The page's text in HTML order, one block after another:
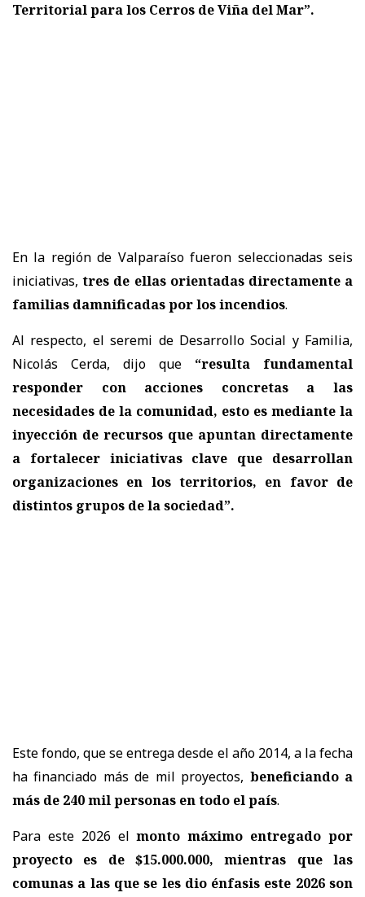
Territorial para los Cerros de Viña del Mar”.
En la región de Valparaíso fueron seleccionadas seis
iniciativas,tres de ellas orientadas directamente a
familias damnificadas por los incendios.
Al respecto, el seremi de Desarrollo Social y Familia,
Nicolás Cerda, dijo que “resulta fundamental
responder con acciones concretas a las
necesidades de la comunidad, esto es mediante la
inyección de recursos que apuntan directamente
a fortalecer iniciativas clave que desarrollan
organizaciones en los territorios, en favor de
distintos grupos de la sociedad”.
Este fondo, que se entrega desde el año 2014, a la fecha
ha financiado más de mil proyectos, beneficiando a
más de 240 mil personas en todo el país.
Para este 2026 elmonto máximo entregado por
proyecto es de $15.000.000, mientras que las
comunas a las que se les dio énfasis este 2026 son